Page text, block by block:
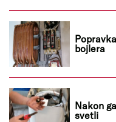
bojlera
Nakon
svetli